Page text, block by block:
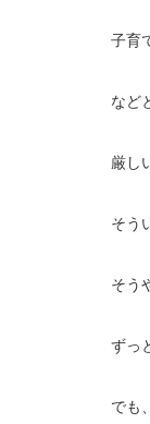
子育
など
厳し
そう
そう
ずっ
でも